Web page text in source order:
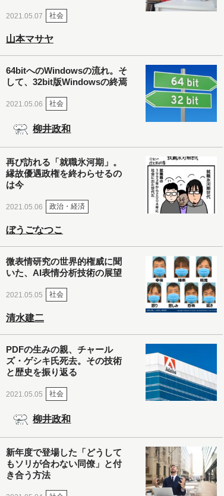
2021.05.07 社会
山本マサヤ
64bitへのWindowsの流れ。そ
して、32bit版Windowsの終焉
2021.05.06 社会
柳井政和
再び訪れる「就職氷河期」。
縁故優遇政権を終わらせるの
は今
2021.05.06 政治・経済
ぼうごなつこ
微表情研究の世界的権威に聞
いた、AI表情分析技術の展望
2021.05.05 社会
清水建二
PDFの生みの親、チャール
ズ・ゲシキ氏死去。その技術
と歴史を振り返る
2021.05.05 社会
柳井政和
新年度で登場した「どうして
もソリが合わない同僚」と付
き合う方法